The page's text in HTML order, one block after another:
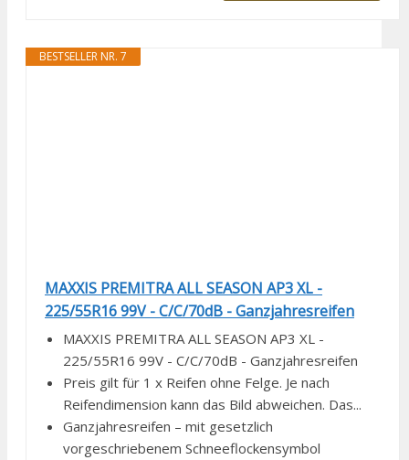
BESTSELLER NR. 7
MAXXIS PREMITRA ALL SEASON AP3 XL -
225/55R16 99V - C/C/70dB - Ganzjahresreifen
MAXXIS PREMITRA ALL SEASON AP3 XL -
225/55R16 99V - C/C/70dB - Ganzjahresreifen
Preis gilt für 1 x Reifen ohne Felge. Je nach
Reifendimension kann das Bild abweichen. Das...
Ganzjahresreifen – mit gesetzlich
vorgeschriebenem Schneeflockensymbol